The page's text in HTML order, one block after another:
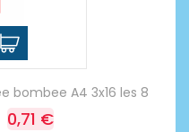
bombee A4 3x16 les 8
0,71 €